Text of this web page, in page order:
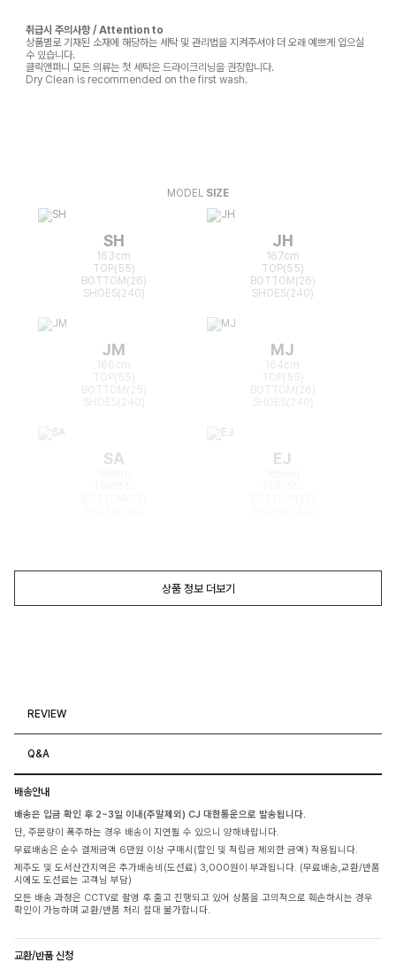
취급시 주의사항 / Attention to
상품별로 기재된 소재에 해당하는 세탁 및 관리법을 지켜주셔야 더 오래 예쁘게 입으실
수 있습니다.
클릭앤퍼니 모든 의류는 첫 세탁은 드라이크리닝을 권장합니다.
Dry Clean is recommended on the first wash.
MODEL SIZE
SH
163cm
TOP(55)
BOTTOM(26)
SHOES(240)
JH
167cm
TOP(55)
BOTTOM(26)
SHOES(240)
JM
166cm
TOP(55)
BOTTOM(25)
MJ
164cm
TOP(55)
BOTTOM(26)
SA EJ
상품 정보 더보기
REVIEW
Q&A
배송안내
배송은 입금 확인 후 2~3일 이내(주말제외) CJ 대한통운으로 발송됩니다.
단, 주문량이 폭주하는 경우 배송이 지연될 수 있으니 양해바랍니다.
무료배송은 순수 결제금액 6만원 이상 구매시(할인 및 적립금 제외한 금액) 적용됩니다.
제주도 및 도서산간지역은 추가배송비(도선료) 3,000원이 부과됩니다. (무료배송,교환/반품
시에도 도선료는 고객님 부담)
모든 배송 과정은 CCTV로 촬영 후 출고 진행되고 있어 상품을 고의적으로 훼손하시는 경우
확인이 가능하며 교환/반품 처리 절대 불가합니다.
교환/반품 신청